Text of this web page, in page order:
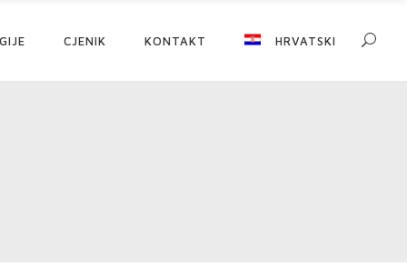
CJENIK KONTAKT HRVATSKI